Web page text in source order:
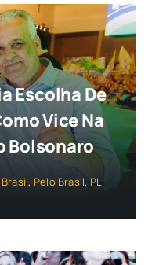
Escolha De
Vice Na
Bolsonaro
, Pelo Brasil, PL